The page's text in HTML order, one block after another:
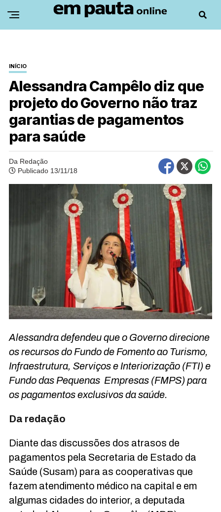
INÍCIO
Alessandra Campêlo diz que
projeto do Governo não traz
garantias de pagamentos
para saúde
Da Redação
Publicado 13/11/18
Alessandra defendeu que o Governo direcione
os recursos do Fundo de Fomento ao Turismo,
Infraestrutura, Serviços e Interiorização (FTI) e
Fundo das Pequenas Empresas (FMPS) para
os pagamentos exclusivos da saúde.
Da redação
Diante das discussões dos atrasos de
pagamentos pela Secretaria de Estado da
Saúde (Susam) para as cooperativas que
fazem atendimento médico na capital e em
algumas cidades do interior, a deputada